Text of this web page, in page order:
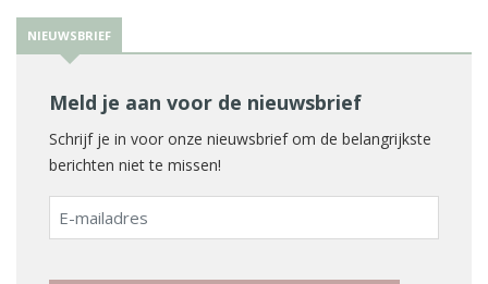
NIEUWSBRIEF
Meld je aan voor de nieuwsbrief
Schrijf je in voor onze nieuwsbrief om de belangrijkste
berichten niet te missen!
E-
mailadres